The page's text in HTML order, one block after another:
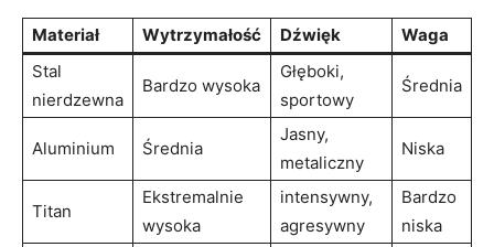
Materiał Wytrzymałość Dźwięk
Waga
Stal
nierdzewna
Bardzo wysoka
Głęboki,
sportowy
Średnia
Aluminium Średnia
Jasny,
metaliczny
Niska
Titan
Ekstremalnie
wysoka
intensywny,
agresywny
Bardzo
niska